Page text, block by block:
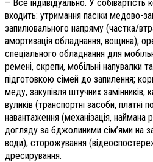
– Все індивідуально. У
входить: утримання пасіки медово-
запилювального напряму (частка/
амортизація обладнання, вощина);
спеціального обладнання для
ремені, скрепи, мобільні напувалки
підготовкою сімей до запилення;
меду, закупівля штучних замінників,
вуликів (транспортні засоби, платні
навантаження (механізація, наймана
догляду за бджолиними сім’ями на
води); сторожування
дресирування.